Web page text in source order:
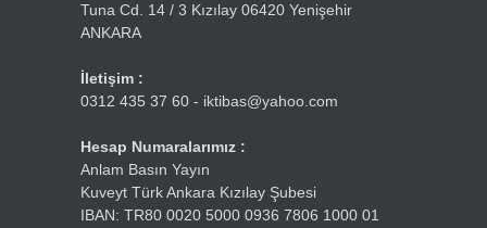
Tuna Cd. 14 / 3 Kızılay 06420 Yenişehir
ANKARA
İletişim :
0312 435 37 60 - iktibas@yahoo.com
Hesap Numaralarımız :
Anlam Basın Yayın
Kuveyt Türk Ankara Kızılay Şubesi
IBAN: TR80 0020 5000 0936 7806 1000 01